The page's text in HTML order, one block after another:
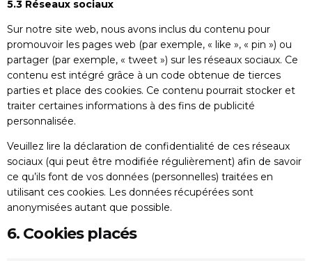
5.3 Réseaux sociaux
Sur notre site web, nous avons inclus du contenu pour
promouvoir les pages web (par exemple, « like », « pin ») ou
partager (par exemple, « tweet ») sur les réseaux sociaux. Ce
contenu est intégré grâce à un code obtenue de tierces
parties et place des cookies. Ce contenu pourrait stocker et
traiter certaines informations à des fins de publicité
personnalisée.
Veuillez lire la déclaration de confidentialité de ces réseaux
sociaux (qui peut être modifiée régulièrement) afin de savoir
ce qu’ils font de vos données (personnelles) traitées en
utilisant ces cookies. Les données récupérées sont
anonymisées autant que possible.
6. Cookies placés